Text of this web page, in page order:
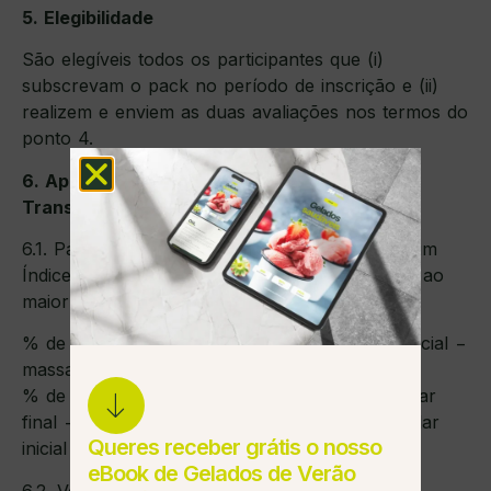
5. Elegibilidade
São elegíveis todos os participantes que (i)
subscrevam o pack no período de inscrição e (ii)
realizem e enviem as duas avaliações nos termos do
ponto 4.
6. Apuramento do vencedor — Índice de
Transformação
6.1. Para cada participante elegível calcula-se um
Índice de Transformação (IT), correspondente ao
maior dos dois valores seguintes:
% de massa gorda reduzida = (massa gorda inicial −
massa gorda final) ÷ massa gorda inicial × 100;
% de massa muscular ganha = (massa muscular
final − massa muscular inicial) ÷ massa muscular
inicial × 100.Queres receber grátis o nosso
eBook de Gelados de Verão